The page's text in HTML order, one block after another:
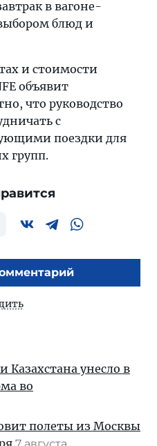
в вагоне-
блюд и
и стоимости
объявит
что руководство
с
поездки для
групп.
Казахстана унесло в
во
полеты из Москвы